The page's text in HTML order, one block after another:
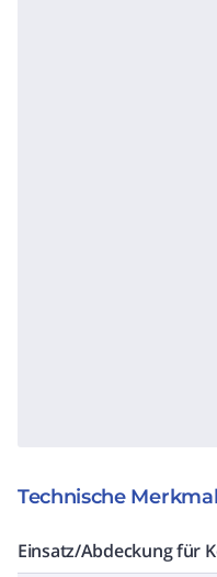
Technische
Einsatz/Abdeckung für